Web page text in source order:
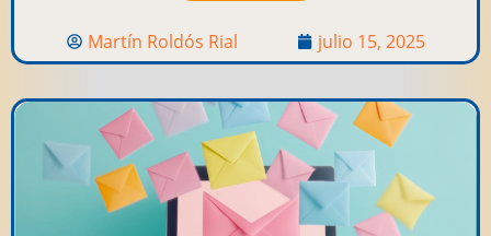
Martín Roldós Rial julio 15, 2025